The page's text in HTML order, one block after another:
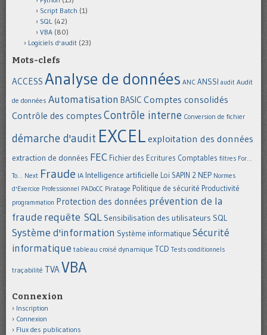
Script Batch (1)
SQL (42)
VBA (80)
Logiciels d'audit (23)
Mots-clefs
ACCESS Analyse de données ANC ANSSI audit Audit
de données Automatisation BASIC Comptes consolidés
Contrôle des comptes Contrôle interne Conversion de fichier
démarche d'audit EXCEL exploitation des données
extraction de données FEC Fichier des Ecritures Comptables filtres For...
To... Next Fraude IA Intelligence artificielle Loi SAPIN 2 NEP Normes
d'Exercice Professionnel PADoCC Piratage Politique de sécurité Productivité
programmation Protection des données prévention de la
fraude requête SQL Sensibilisation des utilisateurs SQL
Système d'information Système informatique Sécurité
informatique tableau croisé dynamique TCD Tests conditionnels
traçabilité TVAVBA
Connexion
Inscription
Connexion
Flux des publications